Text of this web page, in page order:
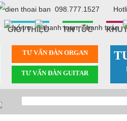
098.777.1527
Thanh toán
GIỚI THIỆU TIN TỨC
TƯ VẤN ÐÀN ORGAN
TƯ VẤN ÐÀN GUITAR